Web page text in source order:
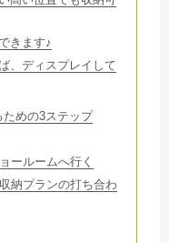
きます♪
、ディスプレイして
めの3ステップ
ールームへ行く
納プランの打ち合わ